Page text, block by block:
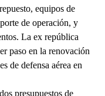
equipos de
de operación, y
La ex república
paso en la renovación
de defensa aérea en
presupuestos de